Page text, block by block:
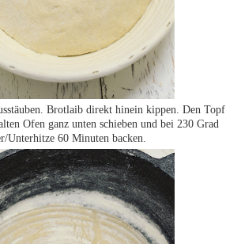
Brotlaib direkt hinein kippen. Den Topf
Ofen ganz unten schieben und bei 230 Grad
Unterhitze 60 Minuten backen.